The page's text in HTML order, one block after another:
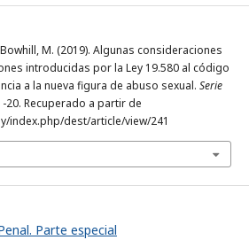
M. (2019). Algunas consideraciones
introducidas por la Ley 19.580 al código
a la nueva figura de abuso sexual. Serie
20. Recuperado a partir de
index.php/dest/article/view/241
Parte especial